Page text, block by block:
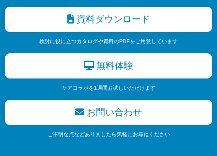
資料ダウンロード
検討に役に立つカタログや資料のPDFをご用意しています
無料体験
ケアコラボを1週間お試しいただけます
お問い合わせ
ご不明な点などありましたら気軽にお尋ねください